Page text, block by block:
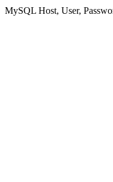
MySQL Host, User,